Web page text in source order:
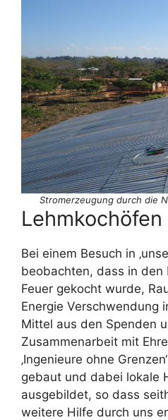
Stromerzeugung durch die
Lehmkochöfen
Bei einem Besuch in
beobachten, dass in den
Feuer gekocht wurde,
Energie Verschwendung
Mittel aus den Spenden
Zusammenarbeit mit
‚Ingenieure ohne
gebaut und dabei lokale
ausgebildet, so dass
weitere Hilfe durch uns